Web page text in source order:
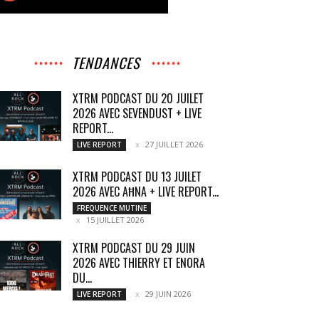
TENDANCES
XTRM PODCAST DU 20 JUILET
2026 AVEC SEVENDUST + LIVE
REPORT...
LIVE REPORT 27 JUILLET 2026
XTRM PODCAST DU 13 JUILET
2026 AVEC AĦNA + LIVE REPORT...
FREQUENCE MUTINE
15 JUILLET 2026
XTRM PODCAST DU 29 JUIN
2026 AVEC THIERRY ET ENORA
DU...
LIVE REPORT 29 JUIN 2026